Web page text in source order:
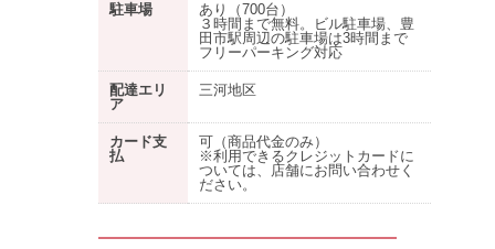
駐車場 あり
（700台）
３時間まで無料。ビル駐車場、豊
田市駅周辺の駐車場は3時間まで
フリーパーキング対応
配達エリ
ア
三河地区
カード支
払
可（商品代金のみ）
※利用できるクレジットカードに
ついては、店舗にお問い合わせく
ださい。